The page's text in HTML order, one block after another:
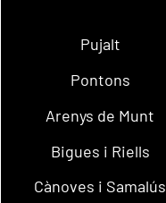
Pujalt
Pontons
Arenys de Munt
Bigues i Riells
Cànoves i Samalús